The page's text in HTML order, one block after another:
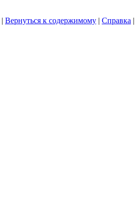
| Вернуться к содержимому | Справка |